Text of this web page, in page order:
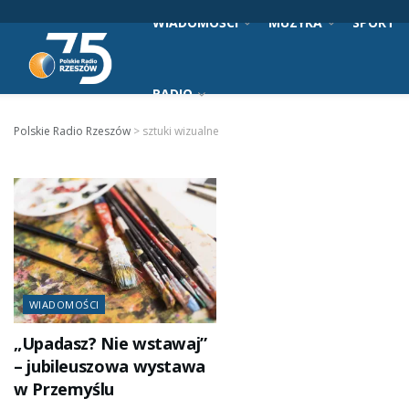
WIADOMOŚCI MUZYKA SPORT
RADIO
Polskie Radio Rzeszów > sztuki wizualne
WIADOMOŚCI
„Upadasz? Nie wstawaj”
– jubileuszowa wystawa
w Przemyślu